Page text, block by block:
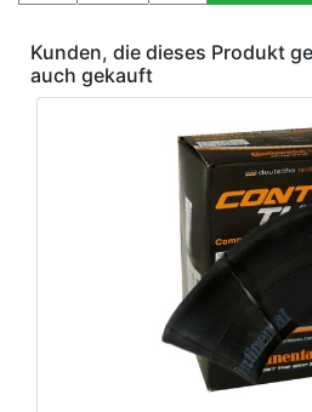
Kunden, die dieses Produkt
auch gekauft